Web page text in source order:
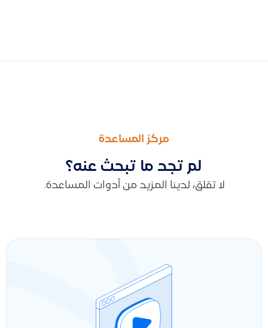
مركز المساعدة
لم تجد ما تبحث عنه؟
لا تقلق، لدينا المزيد من أدوات المساعدة.